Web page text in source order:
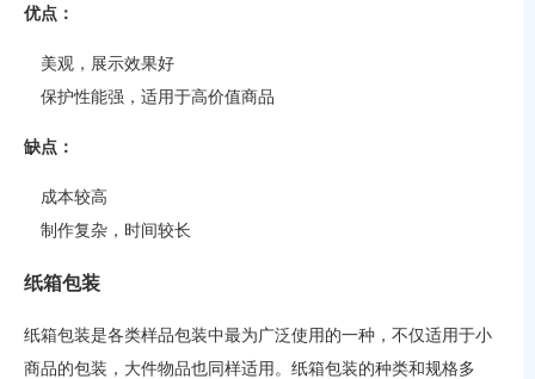
优点：
美观，展示效果好
保护性能强，适用于高价值商品
缺点：
成本较高
制作复杂，时间较长
纸箱包装
纸箱包装是各类样品包装中最为广泛使用的一种，不仅适用于小
商品的包装，大件物品也同样适用。纸箱包装的种类和规格多